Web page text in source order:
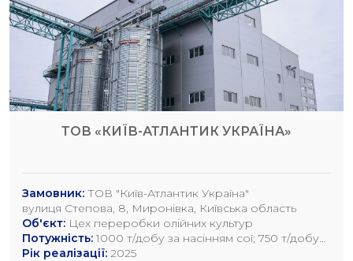
ТОВ «КИЇВ-АТЛАНТИК УКРАЇНА»
Замовник: ТОВ "Київ-Атлантик Україна"
вулиця Степова, 8, Миронівка, Київська область
Об'єкт: Цех переробки олійних культур
Потужність: 1000 т/добу за насінням сої; 750 т/добу
за насінням ріпаку; 1200 т/добу по насінню
Рік реалізації: 2025